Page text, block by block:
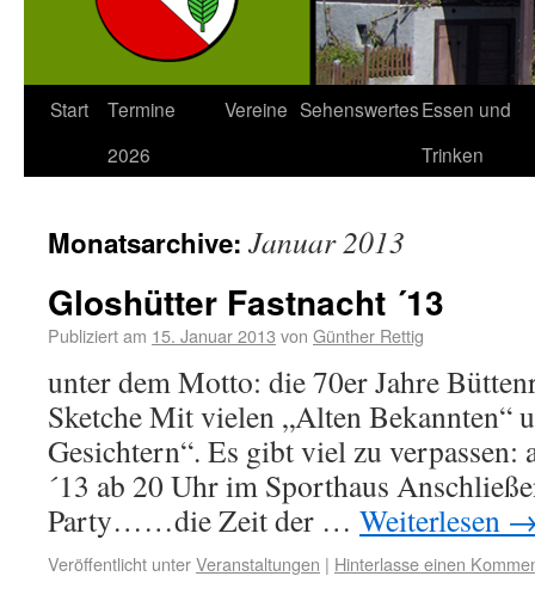
Start
Termine
2026
Vereine SehenswertesEssen und
Trinken
Monatsarchive: Januar 2013
Gloshütter Fastnacht ´13
Publiziert am 15. Januar 2013 von Günther Rettig
unter dem Motto: die 70er Jahre
Sketche Mit vielen „Alten Bekannten“
Gesichtern“. Es gibt viel zu verpassen:
´13 ab 20 Uhr im Sporthaus
Party……die Zeit der … Weiterlesen
Veröffentlicht unterVeranstaltungen | Hinterlasse einen